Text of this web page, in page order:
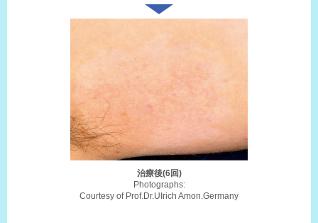
治療後(6回)
Photographs:
Courtesy of Prof.Dr.UIrich Amon.Germany